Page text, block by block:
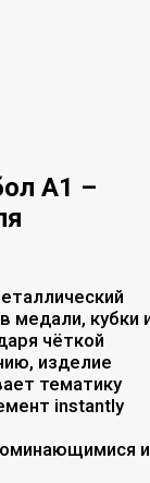
A1 –
медали, кубки
чёткой
изделие
тематику
instantly
и